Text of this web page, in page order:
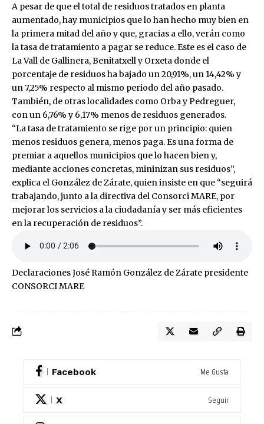
A pesar de que el total de residuos tratados en planta
aumentado, hay municipios que lo han hecho muy bien en
la primera mitad del año y que, gracias a ello, verán como
la tasa de tratamiento a pagar se reduce. Este es el caso de
La Vall de Gallinera, Benitatxell y Orxeta donde el
porcentaje de residuos ha bajado un 20,91%, un 14,42% y
un 7,25% respecto al mismo periodo del año pasado.
También, de otras localidades como Orba y Pedreguer,
con un 6,76% y 6,17% menos de residuos generados.
“La tasa de tratamiento se rige por un principio: quien
menos residuos genera, menos paga. Es una forma de
premiar a aquellos municipios que lo hacen bien y,
mediante acciones concretas, mininizan sus residuos”,
explica el González de Zárate, quien insiste en que “seguirá
trabajando, junto a la directiva del Consorci MARE, por
mejorar los servicios a la ciudadanía y ser más eficientes
en la recuperación de residuos”.
Declaraciones José Ramón González de Zárate presidente
CONSORCI MARE
Facebook Me Gusta
X Seguir